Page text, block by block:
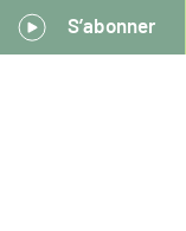
S’abonner